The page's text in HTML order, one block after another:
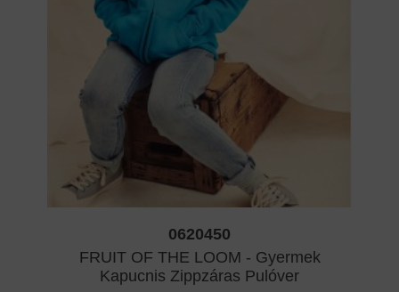
0620450
FRUIT OF THE LOOM - Gyermek
Kapucnis Zippzáras Pulóver